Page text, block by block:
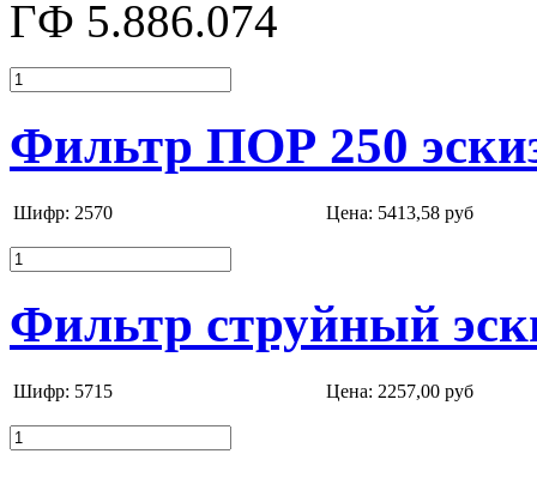
ГФ 5.886.074
Фильтр ПОР 250
Шифр: 2570 Цена: 5413,58 руб
Фильтр струйный
Шифр: 5715 Цена: 2257,00 руб